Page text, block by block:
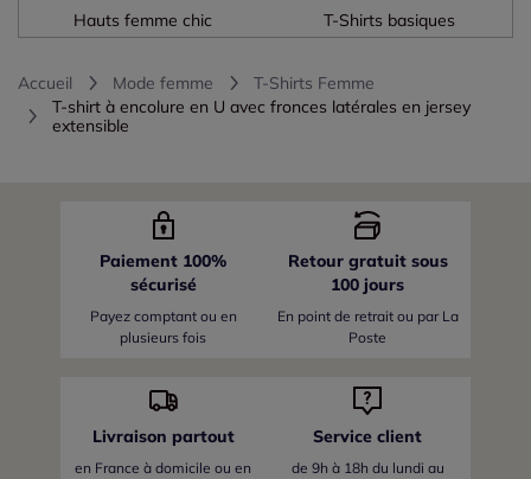
Hauts femme chic T-Shirts basiques
Accueil Mode femme
T-Shirts Femme
T-shirt à encolure en U avec fronces latérales en jersey
extensible
Paiement 100%
sécurisé
Payez comptant ou en
plusieurs fois
Retour gratuit sous
100 jours
En point de retrait ou par La
Poste
Livraison partout
en France à domicile ou en
Service client
de 9h à 18h du lundi au